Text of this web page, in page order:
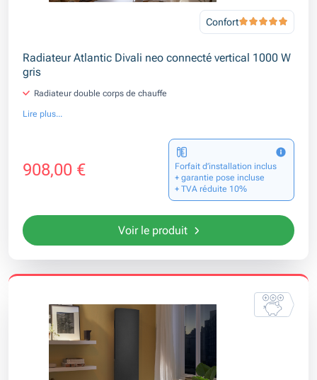
Confort
Radiateur Atlantic Divali neo connecté vertical 1000 W
gris
Radiateur double corps de chauffe
Lire plus...
908,00 €
Forfait d’installation inclus
+ garantie pose incluse
+ TVA réduite 10%
Voir le produit